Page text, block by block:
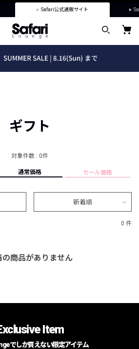
Safari公式通販サイト
ギフト
対象件数 : 0件
通常価格 セール価格
新着順
0 件
の商品がありません
Item
でしか買えない限定アイテム